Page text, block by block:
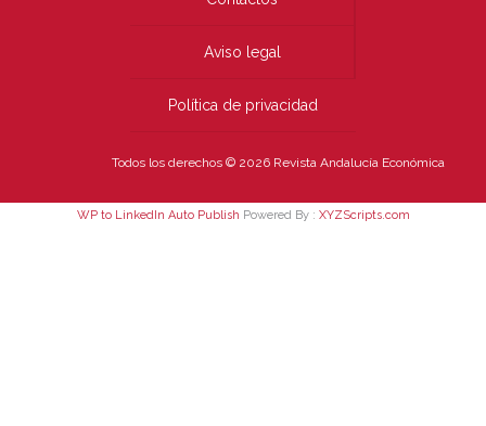
Aviso legal
Política de privacidad
Todos los derechos © 2026 Revista Andalucía Económica
WP to LinkedIn Auto Publish Powered By : XYZScripts.com